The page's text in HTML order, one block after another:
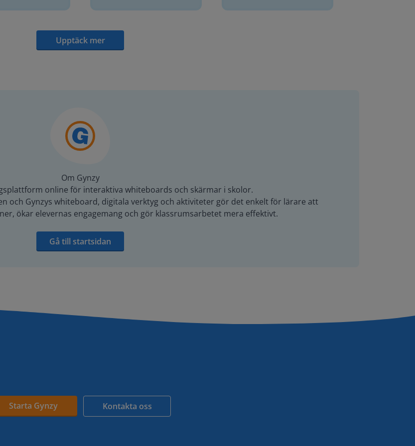
Upptäck mer
Om Gynzy
online för interaktiva whiteboards och skärmar i skolor.
och Gynzys whiteboard, digitala verktyg och aktiviteter gör det enkelt för lärare att
ökar elevernas engagemang och gör klassrumsarbetet mera effektivt.
Gå till startsidan
Starta Gynzy Kontakta oss